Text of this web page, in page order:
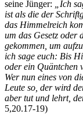
seine Jünger:
„Ich
ist als die der
das Himmelreich
um das Gesetz oder
gekommen, um
ich sage euch: Bis
oder ein Quäntchen
Wer nun eines von
Leute so, der wird
aber tut und lehrt,
5,20.17-19)